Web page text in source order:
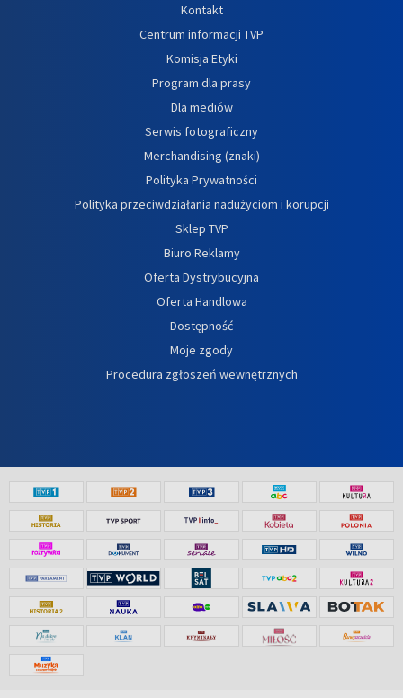
Kontakt
Centrum informacji TVP
Komisja Etyki
Program dla prasy
Dla mediów
Serwis fotograficzny
Merchandising (znaki)
Polityka Prywatności
Polityka przeciwdziałania nadużyciom i korupcji
Sklep TVP
Biuro Reklamy
Oferta Dystrybucyjna
Oferta Handlowa
Dostępność
Moje zgody
Procedura zgłoszeń wewnętrznych